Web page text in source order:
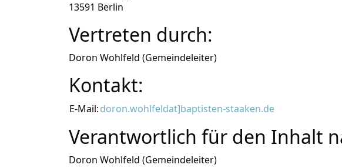
13591 Berlin
Vertreten durch:
Doron Wohlfeld (Gemeindeleiter)
Kontakt:
E-Mail:doron.wohlfeldat]baptisten-staaken.de
Verantwortlich für den Inhalt
Doron Wohlfeld (Gemeindeleiter)